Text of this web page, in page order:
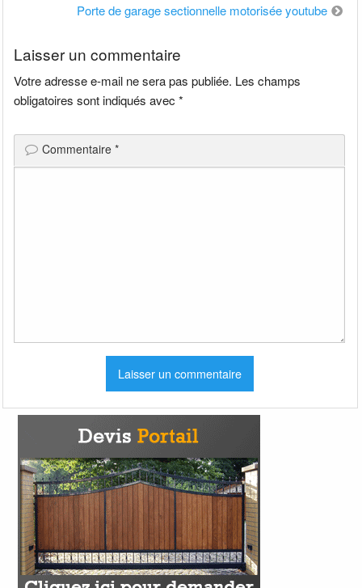
Porte de garage sectionnelle motorisée youtube
Laisser un commentaire
Votre adresse e-mail ne sera pas publiée. Les champs
obligatoires sont indiqués avec*
Commentaire*